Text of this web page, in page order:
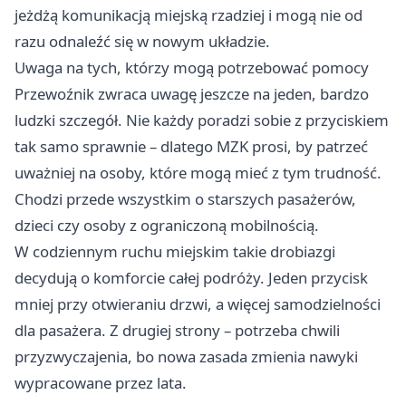
jeżdżą komunikacją miejską rzadziej i mogą nie od
razu odnaleźć się w nowym układzie.
Uwaga na tych, którzy mogą potrzebować pomocy
Przewoźnik zwraca uwagę jeszcze na jeden, bardzo
ludzki szczegół. Nie każdy poradzi sobie z przyciskiem
tak samo sprawnie – dlatego MZK prosi, by patrzeć
uważniej na osoby, które mogą mieć z tym trudność.
Chodzi przede wszystkim o starszych pasażerów,
dzieci czy osoby z ograniczoną mobilnością.
W codziennym ruchu miejskim takie drobiazgi
decydują o komforcie całej podróży. Jeden przycisk
mniej przy otwieraniu drzwi, a więcej samodzielności
dla pasażera. Z drugiej strony – potrzeba chwili
przyzwyczajenia, bo nowa zasada zmienia nawyki
wypracowane przez lata.